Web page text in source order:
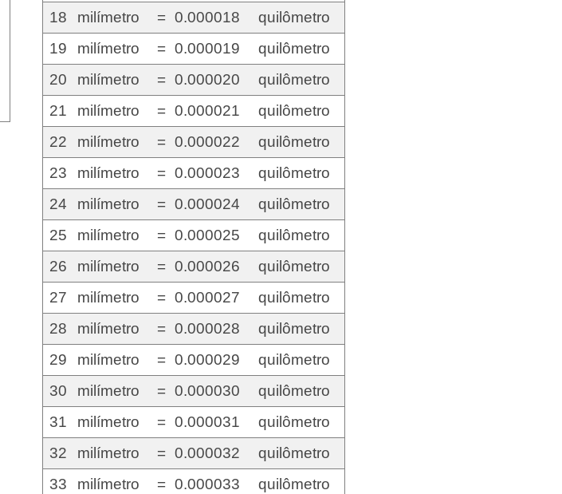
18
milímetro = 0.000018
quilômetro
19
milímetro = 0.000019
quilômetro
20
milímetro = 0.000020
quilômetro
21
milímetro = 0.000021
quilômetro
22
milímetro = 0.000022
quilômetro
23
milímetro = 0.000023
quilômetro
24
milímetro = 0.000024
quilômetro
25
milímetro = 0.000025
quilômetro
26
milímetro = 0.000026
quilômetro
27
milímetro = 0.000027
quilômetro
28
milímetro = 0.000028
quilômetro
29
milímetro = 0.000029
quilômetro
30
milímetro = 0.000030
quilômetro
31
milímetro = 0.000031
quilômetro
32
milímetro = 0.000032
quilômetro
33
milímetro = 0.000033
quilômetro